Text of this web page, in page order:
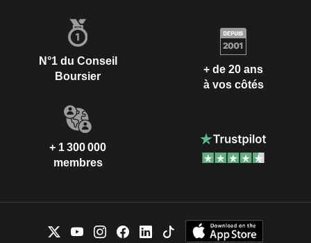
N°1 du Conseil
Boursier
+ de 20 ans
à vos côtés
+ 1 300 000
membres